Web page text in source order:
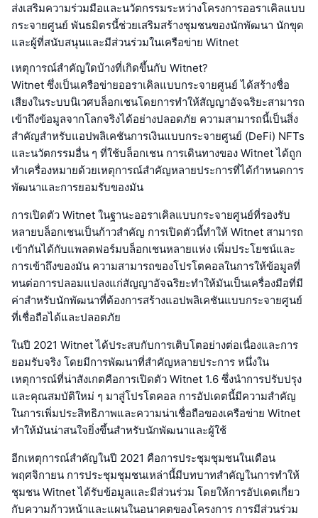
ส่งเสริมความร่วมมือและนวัตกรรมระหว่างโครงการออราเคิลแบบ
กระจายศูนย์ พันธมิตรนี้ช่วยเสริมสร้างชุมชนของนักพัฒนา นักขุด
และผู้ที่สนับสนุนและมีส่วนร่วมในเครือข่าย Witnet
เหตุการณ์สำคัญใดบ้างที่เกิดขึ้นกับ Witnet?
Witnet ซึ่งเป็นเครือข่ายออราเคิลแบบกระจายศูนย์ ได้สร้างชื่อ
เสียงในระบบนิเวศบล็อกเชนโดยการทำให้สัญญาอัจฉริยะสามารถ
เข้าถึงข้อมูลจากโลกจริงได้อย่างปลอดภัย ความสามารถนี้เป็นสิ่ง
สำคัญสำหรับแอปพลิเคชันการเงินแบบกระจายศูนย์ (DeFi) NFTs
และนวัตกรรมอื่น ๆ ที่ใช้บล็อกเชน การเดินทางของ Witnet ได้ถูก
ทำเครื่องหมายด้วยเหตุการณ์สำคัญหลายประการที่ได้กำหนดการ
พัฒนาและการยอมรับของมัน
การเปิดตัว Witnet ในฐานะออราเคิลแบบกระจายศูนย์ที่รองรับ
หลายบล็อกเชนเป็นก้าวสำคัญ การเปิดตัวนี้ทำให้ Witnet สามารถ
เข้ากันได้กับแพลตฟอร์มบล็อกเชนหลายแห่ง เพิ่มประโยชน์และ
การเข้าถึงของมัน ความสามารถของโปรโตคอลในการให้ข้อมูลที่
ทนต่อการปลอมแปลงแก่สัญญาอัจฉริยะทำให้มันเป็นเครื่องมือที่มี
ค่าสำหรับนักพัฒนาที่ต้องการสร้างแอปพลิเคชันแบบกระจายศูนย์
ที่เชื่อถือได้และปลอดภัย
ในปี 2021 Witnet ได้ประสบกับการเติบโตอย่างต่อเนื่องและการ
ยอมรับจริง โดยมีการพัฒนาที่สำคัญหลายประการ หนึ่งใน
เหตุการณ์ที่น่าสังเกตคือการเปิดตัว Witnet 1.6 ซึ่งนำการปรับปรุง
และคุณสมบัติใหม่ ๆ มาสู่โปรโตคอล การอัปเดตนี้มีความสำคัญ
ในการเพิ่มประสิทธิภาพและความน่าเชื่อถือของเครือข่าย Witnet
ทำให้มันน่าสนใจยิ่งขึ้นสำหรับนักพัฒนาและผู้ใช้
อีกเหตุการณ์สำคัญในปี 2021 คือการประชุมชุมชนในเดือน
พฤศจิกายน การประชุมชุมชนเหล่านี้มีบทบาทสำคัญในการทำให้
ชุมชน Witnet ได้รับข้อมูลและมีส่วนร่วม โดยให้การอัปเดตเกี่ยว
กับความก้าวหน้าและแผนในอนาคตของโครงการ การมีส่วนร่วม